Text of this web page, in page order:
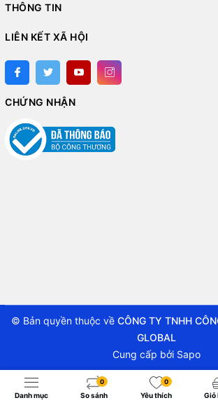
THÔNG TIN
LIÊN KẾT XÃ HỘI
CHỨNG NHẬN
© Bản quyền thuộc về CÔNG TY TNHH
GLOBAL
Cung cấp bởi Sapo
Danh mục
0
So sánh
0
Yêu thích Giỏ